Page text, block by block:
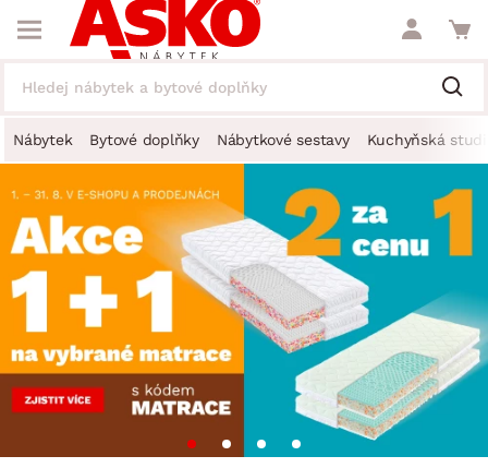
Nábytek Bytové doplňky Nábytkové sestavy Kuchyňská